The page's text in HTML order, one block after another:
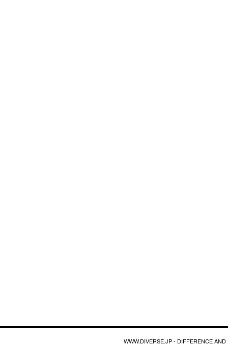
WWW.DIVERSE.JP - DIFFERENCE